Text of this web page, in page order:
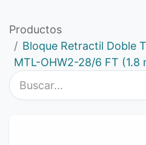
Productos
Bloque Retractil Doble
MTL-OHW2-28/6 FT (1.8